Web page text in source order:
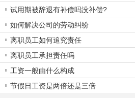
试用期被辞退有补偿吗没补偿?
如何解决公司的劳动纠纷
离职员工如何追究责任
离职员工承担责任吗
工资一般由什么构成
节假日工资是两倍还是三倍